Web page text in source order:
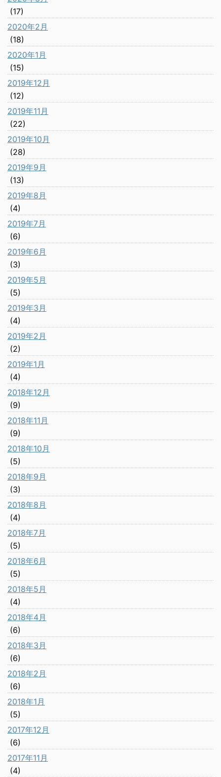
(17)
2020年2月
(18)
2020年1月
(15)
2019年12月
(12)
2019年11月
(22)
2019年10月
(28)
2019年9月
(13)
2019年8月
(4)
2019年7月
(6)
2019年6月
(3)
2019年5月
(5)
2019年3月
(4)
2019年2月
(2)
2019年1月
(4)
2018年12月
(9)
2018年11月
(9)
2018年10月
(5)
2018年9月
(3)
2018年8月
(4)
2018年7月
(5)
2018年6月
(5)
2018年5月
(4)
2018年4月
(6)
2018年3月
(6)
2018年2月
(6)
2018年1月
(5)
2017年12月
(6)
2017年11月
(4)